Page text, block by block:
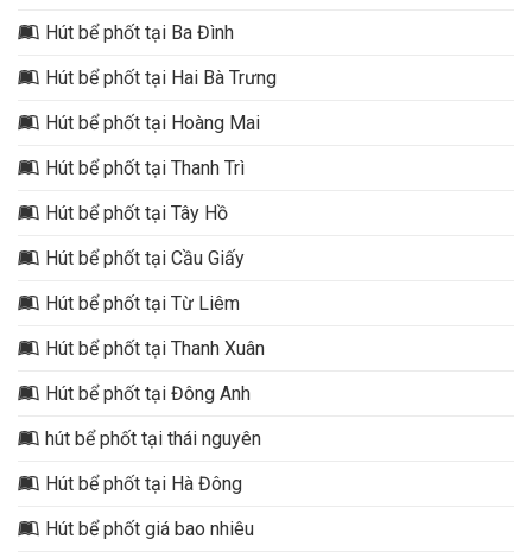
Hút bể phốt tại Ba Đình
Hút bể phốt tại Hai Bà Trưng
Hút bể phốt tại Hoàng Mai
Hút bể phốt tại Thanh Trì
Hút bể phốt tại Tây Hồ
Hút bể phốt tại Cầu Giấy
Hút bể phốt tại Từ Liêm
Hút bể phốt tại Thanh Xuân
Hút bể phốt tại Đông Anh
hút bể phốt tại thái nguyên
Hút bể phốt tại Hà Đông
Hút bể phốt giá bao nhiêu